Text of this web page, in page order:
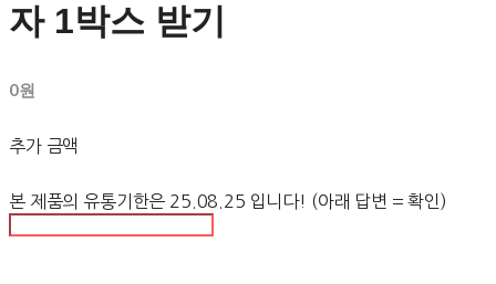
자 1박스 받기
0원
추가 금액
본 제품의 유통기한은 25.08.25 입니다! (아래 답변 = 확인)